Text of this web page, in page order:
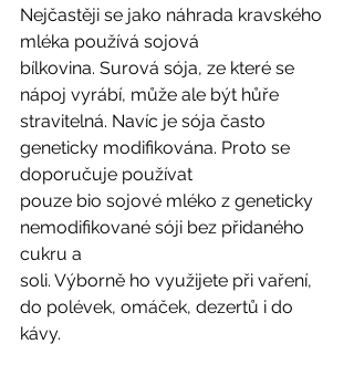
Nejčastěji se jako náhrada kravského
mléka používá sojová
bílkovina. Surová sója, ze které se
nápoj vyrábí, může ale být hůře
stravitelná. Navíc je sója často
geneticky modifikována. Proto se
doporučuje používat
pouze bio sojové mléko z geneticky
nemodifikované sóji bez přidaného
cukru a
soli. Výborně ho využijete při vaření,
do polévek, omáček, dezertů i do
kávy.